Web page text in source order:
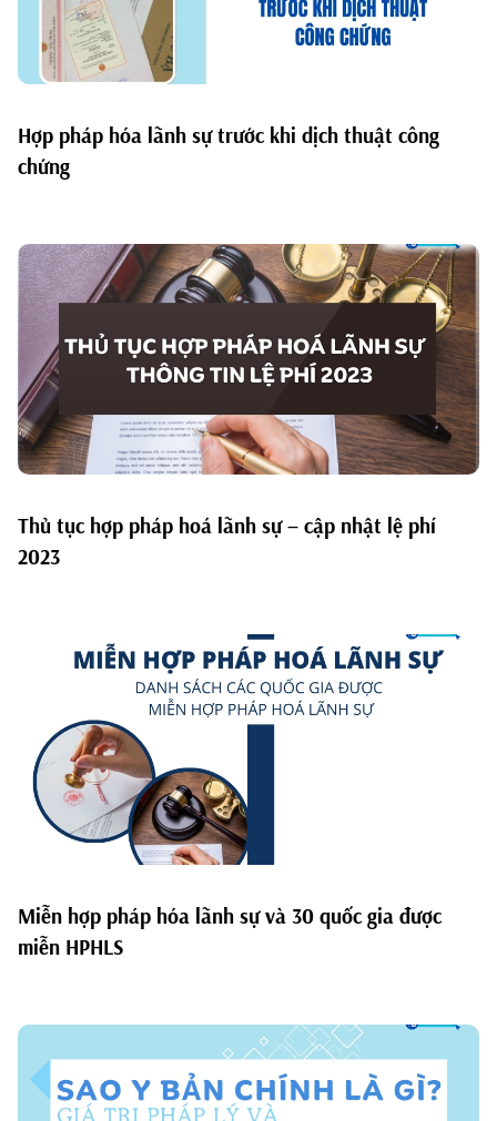
Hợp pháp hóa lãnh sự trước khi dịch thuật công
chứng
Thủ tục hợp pháp hoá lãnh sự – cập nhật lệ phí
2023
Miễn hợp pháp hóa lãnh sự và 30 quốc gia được
miễn HPHLS